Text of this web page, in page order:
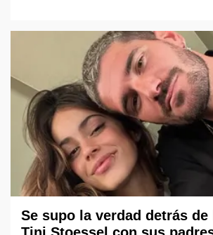
Se supo la verdad detrás de